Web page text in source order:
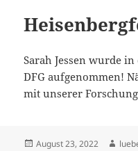
Sarah Jessen wurde
DFG aufgenommen!
mit unserer
Veröffentlicht
August 23, 2022